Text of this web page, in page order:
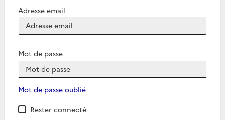
Adresse email
Mot de passe
Mot de passe oublié
Rester connecté